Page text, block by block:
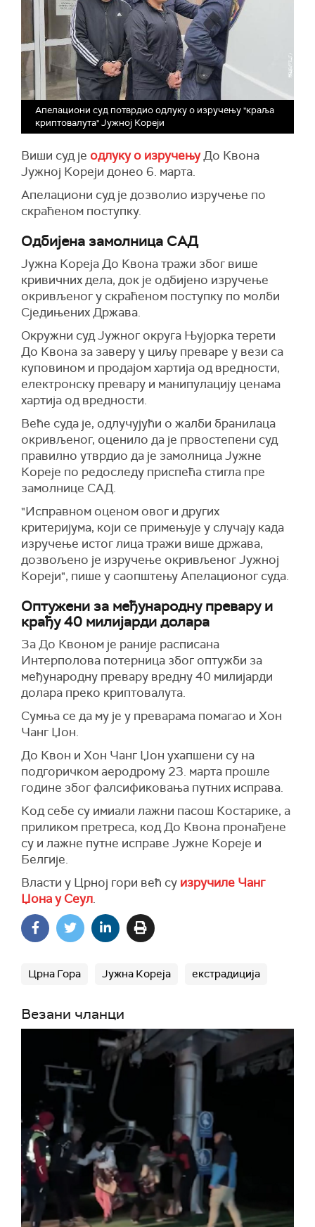
Апелациони суд потврдио одлуку о изручењу "краља
криптовалута" Јужној Кореји
Виши суд је одлуку о изручењуДо Квона
Јужној Кореји донео 6. марта.
Апелациони суд је дозволио изручење по
скраћеном поступку.
Одбијена замолница САД
Јужна Кореја До Квона тражи због више
кривичних дела, док је одбијено изручење
окривљеног у скраћеном поступку по молби
Сједињених Држава.
Окружни суд Јужног округа Њујорка терети
До Квона за заверу у циљу преваре у вези са
куповином и продајом хартија од вредности,
електронску превару и манипулацију ценама
хартија од вредности.
Веће суда је, одлучујући о жалби бранилаца
окривљеног, оценило да је првостепени суд
правилно утврдио да је замолница Јужне
Кореје по редоследу приспећа стигла пре
замолнице САД.
"Исправном оценом овог и других
критеријума, који се примењује у случају када
изручење истог лица тражи више држава,
дозвољено је изручење окривљеног Јужној
Кореји", пише у саопштењу Апелационог суда.
Оптужени за међународну превару и
крађу 40 милијарди долара
За До Квоном је раније расписана
Интерполова потерница због оптужби за
међународну превару вредну 40 милијарди
долара преко криптовалута.
Сумња се да му је у преварама помагао и Хон
Чанг Џон.
До Квон и Хон Чанг Џон ухапшени су на
подгоричком аеродрому 23. марта прошле
године због фалсификовања путних исправа.
Код себе су имиали лажни пасош Костарике, а
приликом претреса, код До Квона пронађене
су и лажне путне исправе Јужне Кореје и
Белгије.
Власти у Црној гори већ су изручиле Чанг
Џона у Сеул.
Црна Гора Јужна Кореја екстрадиција
Везани чланци